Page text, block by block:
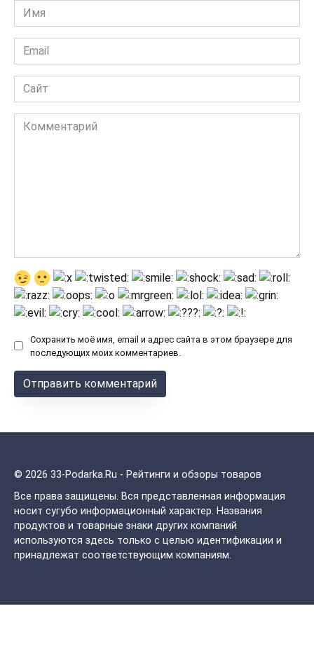
Имя
*
Email
*
Сайт
Комментарий
Сохранить моё имя, email и адрес сайта в этом браузере для
последующих моих комментариев.
© 2026 33-Podarka.Ru - Рейтинги и обзоры товаров
Все права защищены. Вся представленная информация
носит сугубо информационный характер. Названия
продуктов и товарные знаки других компаний
используются здесь только с целью идентификации и
принадлежат соответствующим компаниям.